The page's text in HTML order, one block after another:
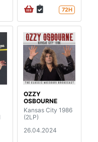
72H
OZZY
OSBOURNE
Kansas City 1986
(2LP)
26.04.2024